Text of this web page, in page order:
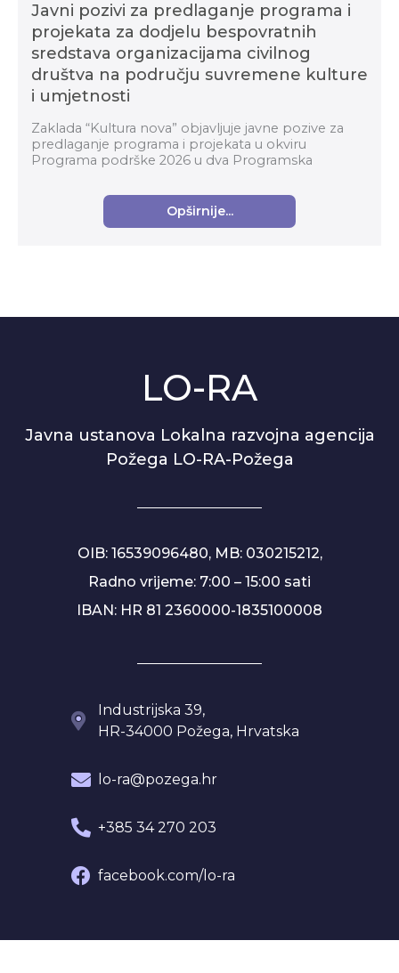
Javni pozivi za predlaganje programa i
projekata za dodjelu bespovratnih
sredstava organizacijama civilnog
društva na području suvremene kulture
i umjetnosti
Zaklada “Kultura nova” objavljuje javne pozive za
predlaganje programa i projekata u okviru
Programa podrške 2026 u dva Programska
umjetnost za...
Opširnije...
LO-RA
Javna ustanova Lokalna razvojna agencija
Požega LO-RA-Požega
OIB: 16539096480, MB: 030215212,
Radno vrijeme: 7:00 – 15:00 sati
IBAN: HR 81 2360000-1835100008
Industrijska 39,
HR-34000 Požega, Hrvatska
lo-ra@pozega.hr
+385 34 270 203
facebook.com/lo-ra